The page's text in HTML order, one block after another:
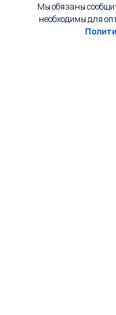
Мы обязаны
необходимы для